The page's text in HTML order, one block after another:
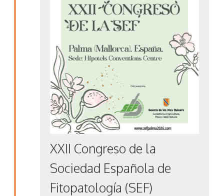
XXII Congreso de la
Sociedad Española de
Fitopatología (SEF)